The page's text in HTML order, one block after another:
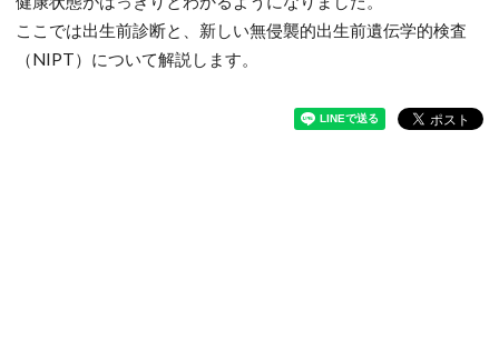
ここでは出生前診断と、新しい無侵襲的出生前遺伝学的検査
（NIPT）について解説します。